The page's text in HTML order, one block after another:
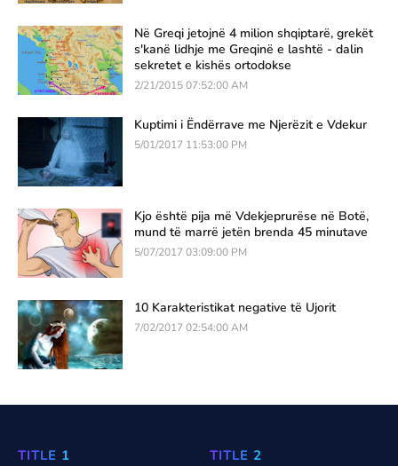
Në Greqi jetojnë 4 milion shqiptarë, grekët
s'kanë lidhje me Greqinë e lashtë - dalin
sekretet e kishës ortodokse
2/21/2015 07:52:00 AM
Kuptimi i Ëndërrave me Njerëzit e Vdekur
5/01/2017 11:53:00 PM
Kjo është pija më Vdekjeprurëse në Botë,
mund të marrë jetën brenda 45 minutave
5/07/2017 03:09:00 PM
10 Karakteristikat negative të Ujorit
7/02/2017 02:54:00 AM
TITLE 1 TITLE 2